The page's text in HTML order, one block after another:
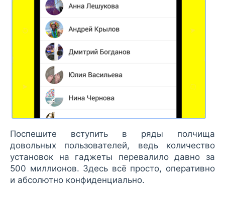
Поспешите вступить в ряды полчища
довольных пользователей, ведь количество
установок на гаджеты перевалило давно за
500 миллионов. Здесь всё просто, оперативно
и абсолютно конфиденциально.